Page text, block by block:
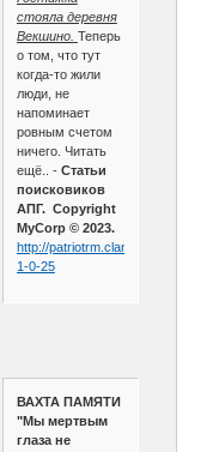
стояла деревня
Векшино. Теперь
о том, что тут
когда-то жили
люди, не
напоминает
ровным счетом
ничего. Читать
ещё.. - Статьи
поисковиков
АПГ. Copyright
MyCorp © 2023.
http://patriotrm.clan.su/publ/5-
1-0-25
ВАХТА ПАМЯТИ
"Мы мертвым
глаза не